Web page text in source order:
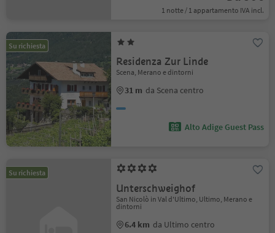
1 notte / 1 appartamento IVA incl.
Su richiesta
Residenza Zur Linde
Scena, Merano e dintorni
31 m da Scena centro
Alto Adige Guest Pass
Su richiesta
Unterschweighof
San Nicolò in Val d'Ultimo, Ultimo, Merano e
dintorni
6.4 km da Ultimo centro